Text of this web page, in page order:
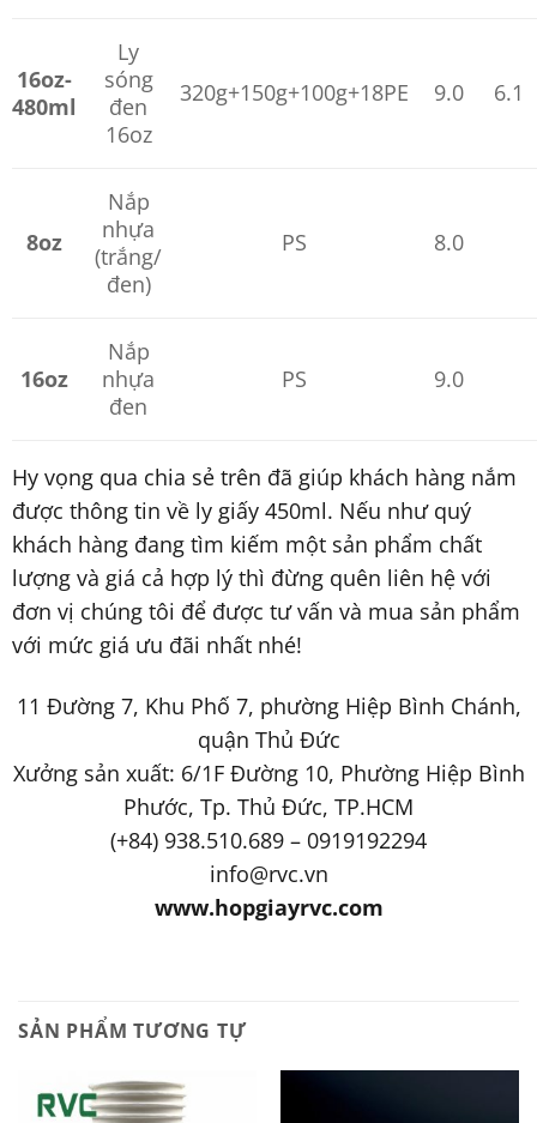
16oz-
480ml
Ly
sóng
đen
16oz
320g+150g+100g+18PE 9.0 6.1
8oz
Nắp
nhựa
(trắng/
đen)
PS 8.0
16oz
Nắp
nhựa
đen
PS 9.0
Hy vọng qua chia sẻ trên đã giúp khách hàng nắm
được thông tin về ly giấy 450ml. Nếu như quý
khách hàng đang tìm kiếm một sản phẩm chất
lượng và giá cả hợp lý thì đừng quên liên hệ với
đơn vị chúng tôi để được tư vấn và mua sản phẩm
với mức giá ưu đãi nhất nhé!
11 Đường 7, Khu Phố 7, phường Hiệp Bình Chánh,
quận Thủ Đức
Xưởng sản xuất: 6/1F Đường 10, Phường Hiệp Bình
Phước, Tp. Thủ Đức, TP.HCM
(+84) 938.510.689 – 0919192294
info@rvc.vn
www.hopgiayrvc.com
SẢN PHẨM TƯƠNG TỰ